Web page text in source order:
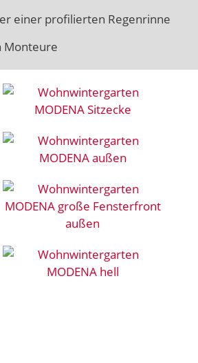
einer profilierten Regenrinne
Monteure